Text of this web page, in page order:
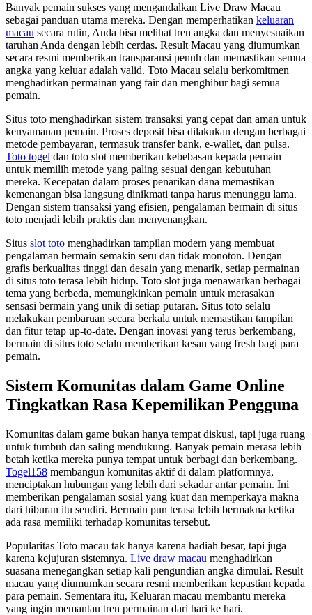
Banyak pemain sukses yang mengandalkan Live Draw Macau
sebagai panduan utama mereka. Dengan memperhatikan keluaran
macau secara rutin, Anda bisa melihat tren angka dan menyesuaikan
taruhan Anda dengan lebih cerdas. Result Macau yang diumumkan
secara resmi memberikan transparansi penuh dan memastikan semua
angka yang keluar adalah valid. Toto Macau selalu berkomitmen
menghadirkan permainan yang fair dan menghibur bagi semua
pemain.
Situs toto menghadirkan sistem transaksi yang cepat dan aman untuk
kenyamanan pemain. Proses deposit bisa dilakukan dengan berbagai
metode pembayaran, termasuk transfer bank, e-wallet, dan pulsa.
Toto togel dan toto slot memberikan kebebasan kepada pemain
untuk memilih metode yang paling sesuai dengan kebutuhan
mereka. Kecepatan dalam proses penarikan dana memastikan
kemenangan bisa langsung dinikmati tanpa harus menunggu lama.
Dengan sistem transaksi yang efisien, pengalaman bermain di situs
toto menjadi lebih praktis dan menyenangkan.
Situs slot toto menghadirkan tampilan modern yang membuat
pengalaman bermain semakin seru dan tidak monoton. Dengan
grafis berkualitas tinggi dan desain yang menarik, setiap permainan
di situs toto terasa lebih hidup. Toto slot juga menawarkan berbagai
tema yang berbeda, memungkinkan pemain untuk merasakan
sensasi bermain yang unik di setiap putaran. Situs toto selalu
melakukan pembaruan secara berkala untuk memastikan tampilan
dan fitur tetap up-to-date. Dengan inovasi yang terus berkembang,
bermain di situs toto selalu memberikan kesan yang fresh bagi para
pemain.
Sistem Komunitas dalam Game Online
Tingkatkan Rasa Kepemilikan Pengguna
Komunitas dalam game bukan hanya tempat diskusi, tapi juga ruang
untuk tumbuh dan saling mendukung. Banyak pemain merasa lebih
betah ketika mereka punya tempat untuk berbagi dan berkembang.
Togel158 membangun komunitas aktif di dalam platformnya,
menciptakan hubungan yang lebih dari sekadar antar pemain. Ini
memberikan pengalaman sosial yang kuat dan memperkaya makna
dari hiburan itu sendiri. Bermain pun terasa lebih bermakna ketika
ada rasa memiliki terhadap komunitas tersebut.
Popularitas Toto macau tak hanya karena hadiah besar, tapi juga
karena kejujuran sistemnya. Live draw macau menghadirkan
suasana menegangkan setiap kali pengundian angka dimulai. Result
macau yang diumumkan secara resmi memberikan kepastian kepada
para pemain. Sementara itu, Keluaran macau membantu mereka
yang ingin memantau tren permainan dari hari ke hari.